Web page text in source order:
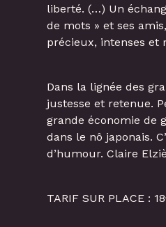
liberté. (…) Un
de mots » et ses
précieux, intenses et
Dans la lignée des
justesse et retenue.
grande économie de
dans le nô japonais.
d’humour. Claire
TARIF SUR PLACE :